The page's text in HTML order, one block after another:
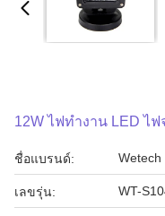
12W ไฟทํางาน LED ไ
ชื่อแบรนด์: Wetech
เลขรุ่น: WT-